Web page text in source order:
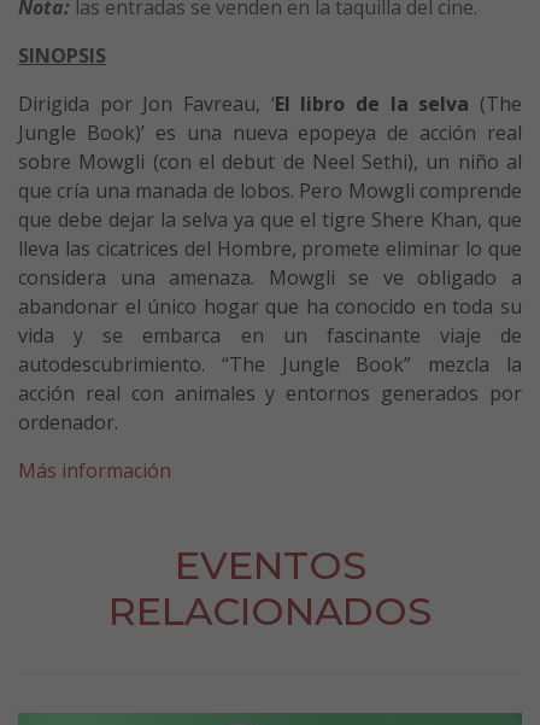
Nota: las entradas se venden en la taquilla del cine.
SINOPSIS
Dirigida por Jon Favreau, ‘El libro de la selva (The
Jungle Book)’ es una nueva epopeya de acción real
sobre Mowgli (con el debut de Neel Sethi), un niño al
que cría una manada de lobos. Pero Mowgli comprende
que debe dejar la selva ya que el tigre Shere Khan, que
lleva las cicatrices del Hombre, promete eliminar lo que
considera una amenaza. Mowgli se ve obligado a
abandonar el único hogar que ha conocido en toda su
vida y se embarca en un fascinante viaje de
autodescubrimiento. “The Jungle Book” mezcla la
acción real con animales y entornos generados por
ordenador.
Más información
EVENTOS
RELACIONADOS